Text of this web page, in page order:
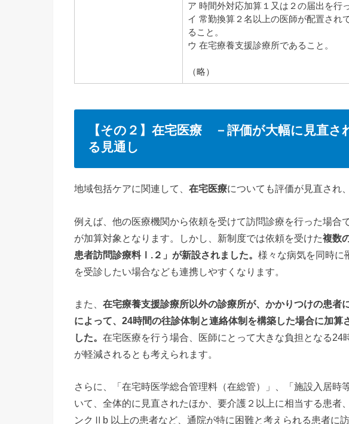
ア 時間外対応加算１又は２の届出を行
イ 常勤換算２名以上の医師が配置され
ること。
ウ 在宅療養支援診療所であること。
（略）
【その２】在宅医療 －評価が大幅に見直さ
る見通し
地域包括ケアに関連して、 在宅医療についても評価が見直され
例えば、他の医療機関から依頼を受けて訪問診療を行った場合
が加算対象となります。しかし、新制度では依頼を受けた複数
患者訪問診療料Ⅰ.２」が新設されました。 様々な病気を同時に
を受診したい場合なども連携しやすくなります。
また、 在宅療養支援診療所以外の診療所が、かかりつけの患者
によって、24時間の往診体制と連絡体制を構築した場合に加算
した。 在宅医療を行う場合、医師にとって大きな負担となる24
が軽減されるとも考えられます。
さらに、「在宅時医学総合管理料（在総管）」、「施設入居時
いて、全体的に見直されたほか、要介護２以上に相当する患者
ンクⅡb 以上の患者など、通院が特に困難と考えられる患者に